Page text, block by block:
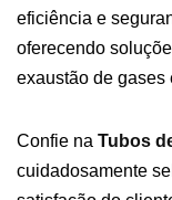
eficiência e
oferecendo
exaustão de gases
Confie na Tubos
cuidadosamente